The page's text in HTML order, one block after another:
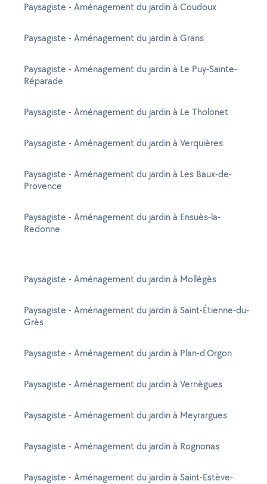
Paysagiste - Aménagement du jardin à Coudoux
Paysagiste - Aménagement du jardin à Grans
Paysagiste - Aménagement du jardin à Le Puy-Sainte-
Réparade
Paysagiste - Aménagement du jardin à Le Tholonet
Paysagiste - Aménagement du jardin à Verquières
Paysagiste - Aménagement du jardin à Les Baux-de-
Provence
Paysagiste - Aménagement du jardin à Ensuès-la-
Redonne
Paysagiste - Aménagement du jardin à Mollégès
Paysagiste - Aménagement du jardin à Saint-Étienne-du-
Grès
Paysagiste - Aménagement du jardin à Plan-d'Orgon
Paysagiste - Aménagement du jardin à Vernègues
Paysagiste - Aménagement du jardin à Meyrargues
Paysagiste - Aménagement du jardin à Rognonas
Paysagiste - Aménagement du jardin à Saint-Estève-